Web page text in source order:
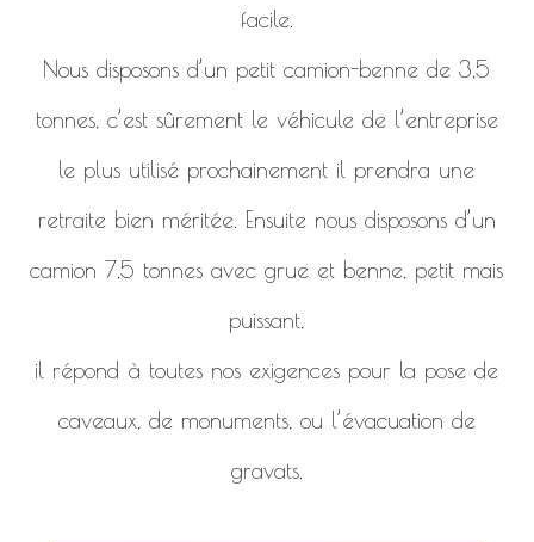
facile.
Nous disposons d’un petit camion-benne de 3,5
tonnes, c’est sûrement le véhicule de l’entreprise
le plus utilisé prochainement il prendra une
retraite bien méritée. Ensuite nous disposons d’un
camion 7,5 tonnes avec grue et benne, petit mais
puissant,
il répond à toutes nos exigences pour la pose de
caveaux, de monuments, ou l’évacuation de
gravats.